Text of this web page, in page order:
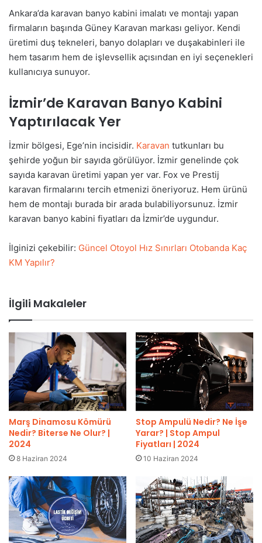
Ankara’da karavan banyo kabini imalatı ve montajı yapan
firmaların başında Güney Karavan markası geliyor. Kendi
üretimi duş tekneleri, banyo dolapları ve duşakabinleri ile
hem tasarım hem de işlevsellik açısından en iyi seçenekleri
kullanıcıya sunuyor.
İzmir’de Karavan Banyo Kabini
Yaptırılacak Yer
İzmir bölgesi, Ege’nin incisidir. Karavan tutkunları bu
şehirde yoğun bir sayıda görülüyor. İzmir genelinde çok
sayıda karavan üretimi yapan yer var. Fox ve Prestij
karavan firmalarını tercih etmenizi öneriyoruz. Hem ürünü
hem de montajı burada bir arada bulabiliyorsunuz. İzmir
karavan banyo kabini fiyatları da İzmir’de uygundur.
İlginizi çekebilir: Güncel Otoyol Hız Sınırları Otobanda Kaç
KM Yapılır?
İlgili Makaleler
Marş Dinamosu Kömürü
Nedir? Biterse Ne Olur? |
2024
8 Haziran 2024
Stop Ampulü Nedir? Ne İşe
Yarar? | Stop Ampul
Fiyatları | 2024
10 Haziran 2024